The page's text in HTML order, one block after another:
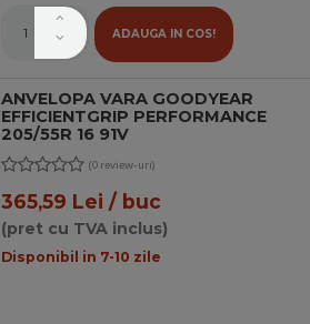
ADAUGA IN COS!
ANVELOPA VARA GOODYEAR
EFFICIENTGRIP PERFORMANCE
205/55R 16 91V
(0 review-uri)
365,59 Lei / buc
(pret cu TVA inclus)
Disponibil in 7-10 zile